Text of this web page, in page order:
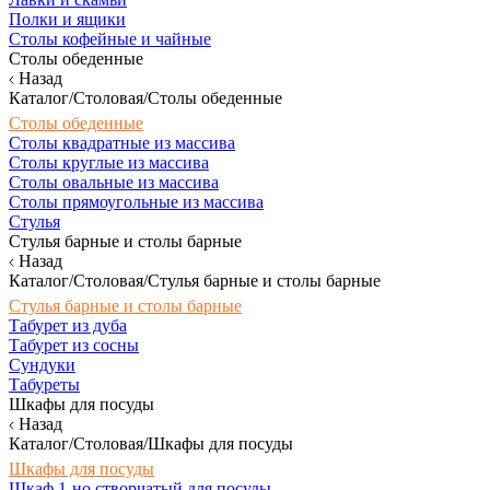
Полки и ящики
Столы кофейные и чайные
Столы обеденные
Назад
Каталог/Столовая/Столы обеденные
Столы обеденные
Столы квадратные из массива
Столы круглые из массива
Столы овальные из массива
Столы прямоугольные из массива
Стулья
Стулья барные и столы барные
Назад
Каталог/Столовая/Стулья барные и столы барные
Стулья барные и столы барные
Табурет из дуба
Табурет из сосны
Сундуки
Табуреты
Шкафы для посуды
Назад
Каталог/Столовая/Шкафы для посуды
Шкафы для посуды